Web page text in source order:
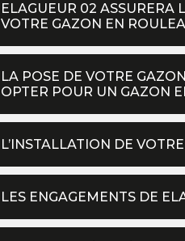
ELAGUEUR 02 ASSURERA
VOTRE GAZON EN
LA POSE DE VOTRE
OPTER POUR UN GAZON
L’INSTALLATION DE
LES ENGAGEMENTS DE